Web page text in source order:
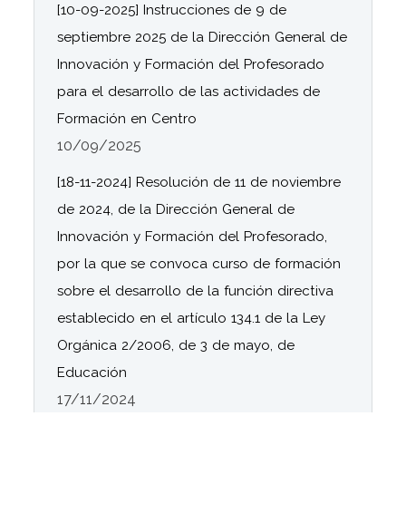
[10-09-2025] Instrucciones de 9 de
septiembre 2025 de la Dirección General de
Innovación y Formación del Profesorado
para el desarrollo de las actividades de
Formación en Centro
10/09/2025
[18-11-2024] Resolución de 11 de noviembre
de 2024, de la Dirección General de
Innovación y Formación del Profesorado,
por la que se convoca curso de formación
sobre el desarrollo de la función directiva
establecido en el artículo 134.1 de la Ley
Orgánica 2/2006, de 3 de mayo, de
Educación
17/11/2024